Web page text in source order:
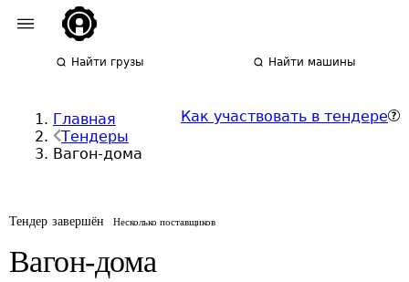
Найти грузы Найти машины
Главная
Тендеры
Вагон-дома
Как участвовать в тендере
Тендер завершён Несколько поставщиков
Вагон-дома